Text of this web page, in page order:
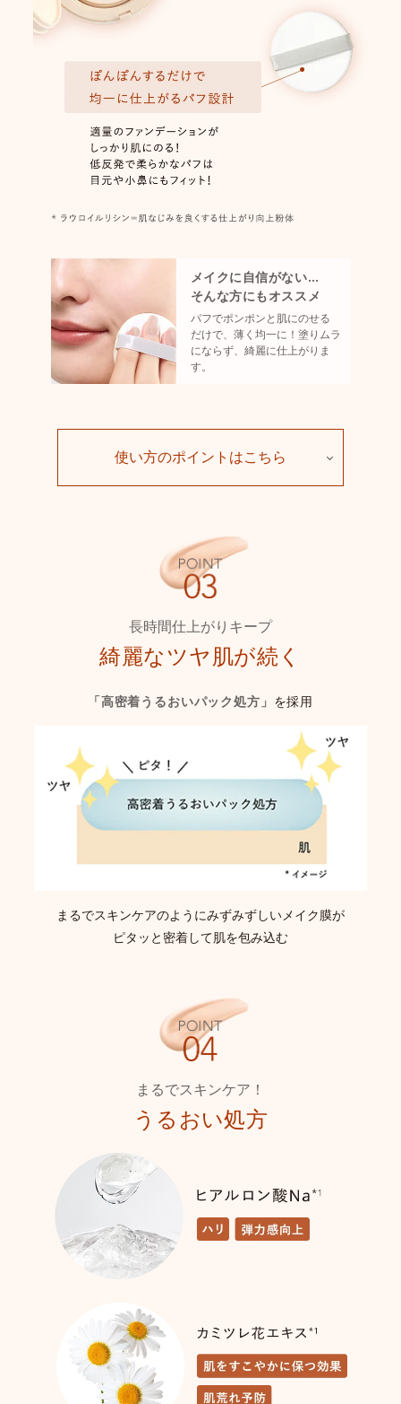
メイクに自信がない…
そんな方にもオススメ
パフでポンポンと肌にのせる
だけで、 薄く均一に！塗りムラ
にならず、 綺麗に仕上がりま
す。
使い方のポイントはこちら
長時間仕上がりキープ
綺麗なツヤ肌が続く
「高密着うるおいパック処方」 を採用
まるでスキンケアのようにみずみずしいメイク膜が
ピタッと密着して肌を包み込む
まるでスキンケア！
うるおい処方